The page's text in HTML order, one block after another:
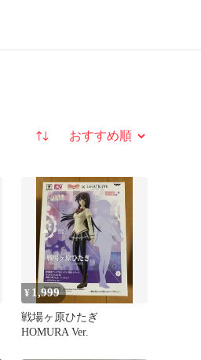
並び替え
¥ 1,999
戦場ヶ原ひたぎ
HOMURA Ver.